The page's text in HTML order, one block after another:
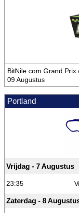
BitNile.com Grand Prix
09 Augustus
Portland
Vrijdag - 7 Augustus
23:35
Zaterdag - 8